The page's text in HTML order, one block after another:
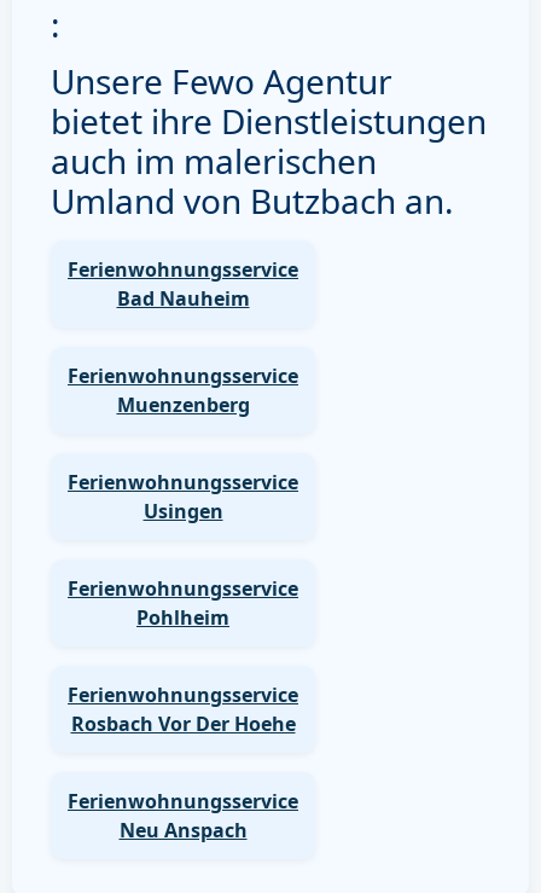
:
Unsere Fewo Agentur
bietet ihre Dienstleistungen
auch im malerischen
Umland von Butzbach an.
Ferienwohnungsservice
Bad Nauheim
Ferienwohnungsservice
Muenzenberg
Ferienwohnungsservice
Usingen
Ferienwohnungsservice
Pohlheim
Ferienwohnungsservice
Rosbach Vor Der Hoehe
Ferienwohnungsservice
Neu Anspach